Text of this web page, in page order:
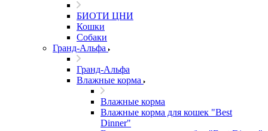
БИОТИ ЦНИ
Кошки
Собаки
Гранд-Альфа
Гранд-Альфа
Влажные корма
Влажные корма
Влажные корма для кошек "Best
Dinner"